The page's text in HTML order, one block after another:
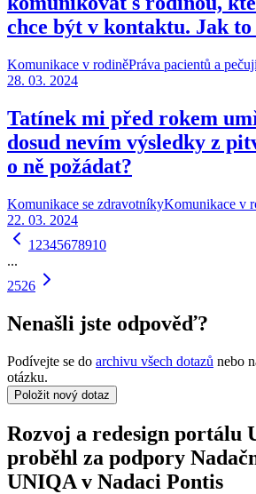
chce být v kontaktu. Jak
Komunikace v rodiněPráva pacientů a
28. 03. 2024
Tatínek mi před rokem
dosud nevím výsledky z
o ně požádat?
Komunikace se zdravotníkyKomunikace v
22. 03. 2024
1 2345678910
...
2526
Nenašli jste odpověď?
Podívejte se do archivu všech dotazů nebo
otázku.
Položit nový dotaz
Rozvoj a redesign portálu
proběhl za podpory
UNIQA v Nadaci Pontis